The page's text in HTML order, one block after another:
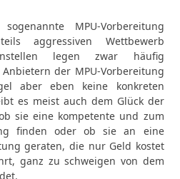
MPU-Vorbereitung
aggressiven Wettbewerb
legen zwar häufig
der MPU-Vorbereitung
aber eben keine konkreten
es meist auch dem Glück der
sie eine kompetente und zum
finden oder ob sie an eine
geraten, die nur Geld kostet
ganz zu schweigen von dem